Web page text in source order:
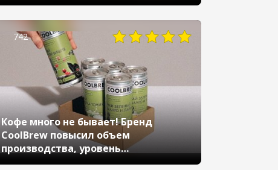
742
Кофе много не бывает! Бренд
CoolBrew повысил объем
производства, уровень
обслуживания и прибыль после